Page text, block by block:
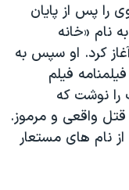
را پس از پایان
نام «خانه
کرد. او سپس به
هالیوود رفت و در آنجا در سال ١٩۴٨ فیلمنامه فیلم
را نوشت که
قتل واقعی و مرموز.
از نام های مستعار